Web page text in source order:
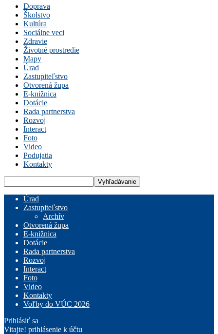
Doprava
Školstvo
Kultúra
Sociálne veci
Zdravie
Životné prostredie
Mapy
Úrad
Zastupiteľstvo
Otvorená župa
E-knižnica
Dotácie
Rada partnerstva
Rozvoj
Interact
Foto
Video
Podujatia
Kontakty
Úrad
Zastupiteľstvo
Archív
Otvorená župa
E-knižnica
Dotácie
Rada partnerstva
Rozvoj
Interact
Foto
Video
Kontakty
Voľby do VÚC 2026
Prihlásiť sa
Vitajte! prihlásenie k účtu